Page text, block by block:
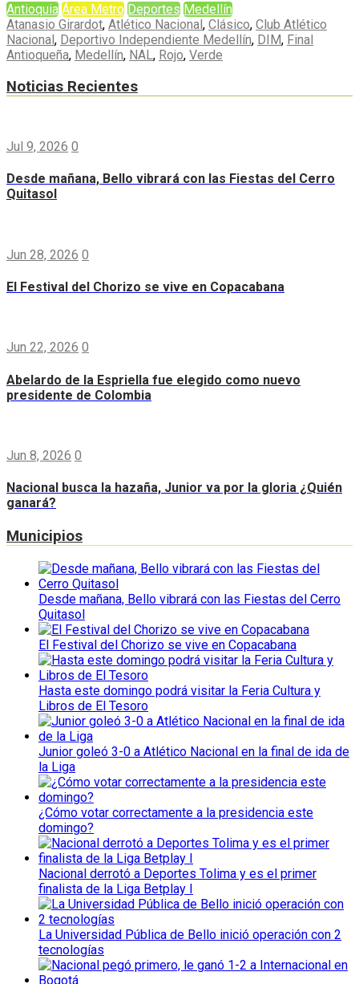
Antioquia Área Metro Deportes Medellín
Atanasio Girardot, Atlético Nacional, Clásico, Club Atlético
Nacional, Deportivo Independiente Medellín, DIM, Final
Antioqueña, Medellín, NAL, Rojo, Verde
Noticias Recientes
Jul 9, 2026 0
Desde mañana, Bello vibrará con las Fiestas del Cerro
Quitasol
Jun 28, 2026 0
El Festival del Chorizo se vive en Copacabana
Jun 22, 2026 0
Abelardo de la Espriella fue elegido como nuevo
presidente de Colombia
Jun 8, 2026 0
Nacional busca la hazaña, Junior va por la gloria ¿Quién
ganará?
Municipios
Desde mañana, Bello vibrará con las Fiestas del Cerro
Quitasol
El Festival del Chorizo se vive en Copacabana
Hasta este domingo podrá visitar la Feria Cultura y
Libros de El Tesoro
Junior goleó 3-0 a Atlético Nacional en la final de ida de
la Liga
¿Cómo votar correctamente a la presidencia este
domingo?
Nacional derrotó a Deportes Tolima y es el primer
finalista de la Liga Betplay I
La Universidad Pública de Bello inició operación con 2
tecnologías